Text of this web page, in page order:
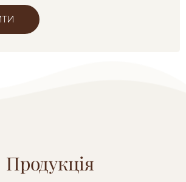
Продукція